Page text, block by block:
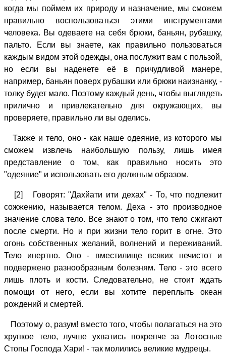
когда мы поймем их природу и назначение, мы сможем
правильно воспользоваться этими инструментами
человека. Вы одеваете на себя брюки, баньян, рубашку,
пальто. Если вы знаете, как правильно пользоваться
каждым видом этой одежды, она послужит вам с пользой,
но если вы наденете её в причудливой манере,
например, баньян поверх рубашки или брюки наизнанку, -
толку будет мало. Поэтому каждый день, чтобы выглядеть
прилично и привлекательно для окружающих, вы
проверяете, правильно ли вы оделись.
Также и тело, оно - как наше одеяние, из которого мы
сможем извлечь наибольшую пользу, лишь имея
представление о том, как правильно носить это
"одеяние" и использовать его должным образом.
[2] Говорят: "Дахйати ити дехах" - То, что подлежит
сожжению, называется телом. Деха - это производное
значение слова тело. Все знают о том, что тело сжигают
после смерти. Но и при жизни тело горит в огне. Это
огонь собственных желаний, волнений и переживаний.
Тело инертно. Оно - вместилище всяких нечистот и
подвержено разнообразным болезням. Тело - это всего
лишь плоть и кости. Следовательно, не стоит ждать
помощи от него, если вы хотите переплыть океан
рождений и смертей.
Поэтому о, разум! вместо того, чтобы полагаться на это
хрупкое тело, лучше ухватись покрепче за Лотосные
Стопы Господа Хари! - так молились великие мудрецы.